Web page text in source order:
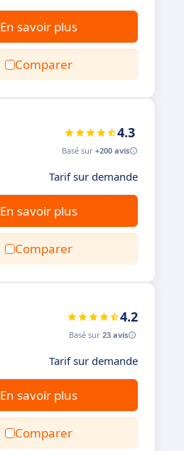
En savoir plus
Comparer
4.3
Basé sur +200 avis
Tarif sur demande
En savoir plus
Comparer
4.2
Basé sur 23 avis
Tarif sur demande
En savoir plus
Comparer